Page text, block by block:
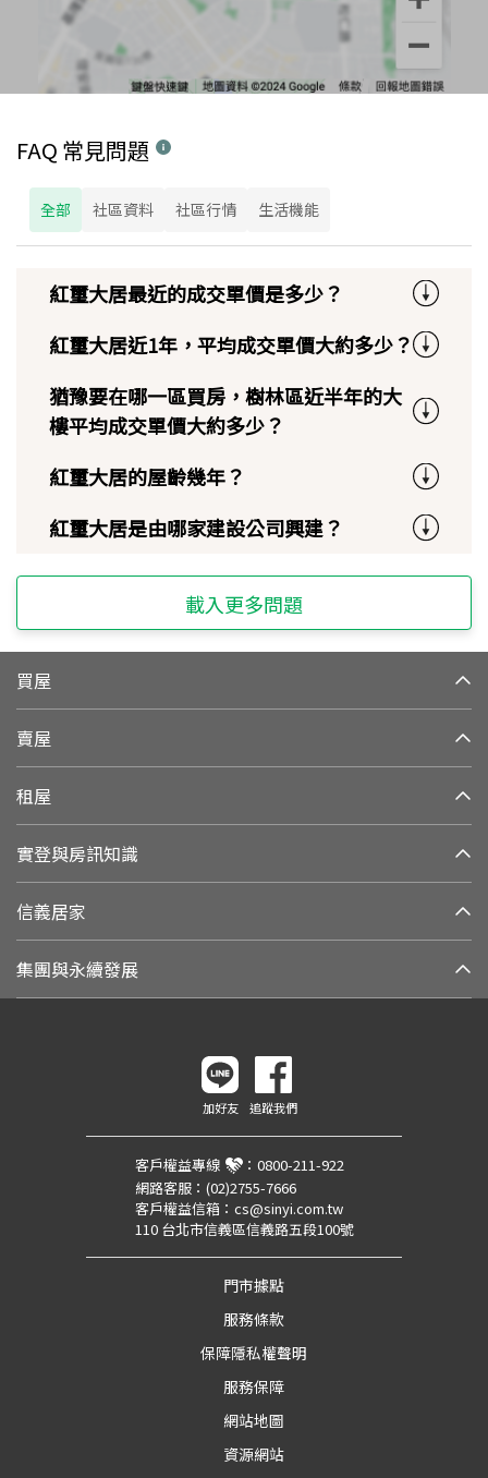
FAQ 常見問題
全部 社區資料 社區行情 生活機能
紅璽大居最近的成交單價是多少？
紅璽大居近1年，平均成交單價大約多少？
猶豫要在哪一區買房，樹林區近半年的大
樓平均成交單價大約多少？
紅璽大居的屋齡幾年？
紅璽大居是由哪家建設公司興建？
載入更多問題
買屋
賣屋
租屋
實登與房訊知識
信義居家
集團與永續發展
加好友 追蹤我們
客戶權益專線 ： 0800-211-922
網路客服： (02)2755-7666
客戶權益信箱： cs@sinyi.com.tw
110 台北市信義區信義路五段100號
門市據點
服務條款
保障隱私權聲明
服務保障
網站地圖
資源網站